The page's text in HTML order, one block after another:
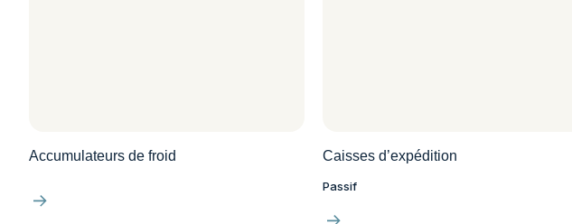
Accumulateurs de froid Caisses d’expédition
Passif